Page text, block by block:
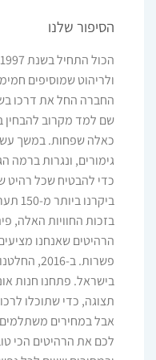
הסיפור שלנו
ולריהוט שמוסיפים
שם למד מקרוב להבחין
כאלה שפחות. במשך
גימורים, ונגרות ברמה
כדי להבטיח שכל רהיט
בזכות החוויות האלה,
הרהיטים שאנחנו
פשרות. ב-
בישראל. פתחנו חנות
תצוגה, כדי שתוכלו
אבל במחירים משתלמים
לכם את הרהיטים הכי